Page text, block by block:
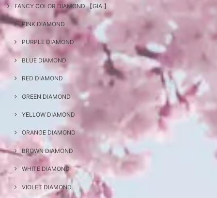
FANCY COLOR DIAMOND 【GIA 】
PINK DIAMOND
PURPLE DIAMOND
BLUE DIAMOND
RED DIAMOND
GREEN DIAMOND
YELLOW DIAMOND
ORANGE DIAMOND
BROWN DIAMOND
WHITE DIAMOND
VIOLET DIAMOND